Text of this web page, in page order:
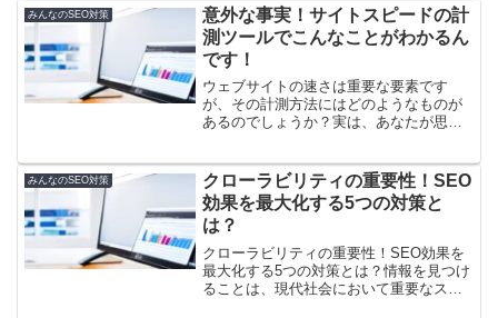
ブサイトの閲覧効率を向上させるだけで
なく、ページ間のつなが...
みんなのSEO対策
意外な事実！サイトスピードの計
測ツールでこんなことがわかるん
です！
ウェブサイトの速さは重要な要素です
が、その計測方法にはどのようなものが
あるのでしょうか？実は、あなたが思っ
興味がある人々に向けて、手軽に計測で
きるツールを紹介しています...
みんなのSEO対策
クローラビリティの重要性！SEO
効果を最大化する5つの対策と
は？
クローラビリティの重要性！SEO効果を
最大化する5つの対策とは？情報を見つけ
ることは、現代社会において重要なスキ